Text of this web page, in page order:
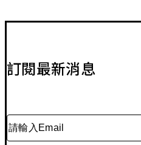
訂閱最新消息
請輸入Email